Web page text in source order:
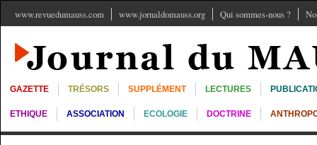
www.revuedumauss.com www.jornaldomauss.org Qui sommes-nous ?
GAZETTE TRÉSORS SUPPLÉMENT LECTURES
ETHIQUE ASSOCIATION ECOLOGIE DOCTRINE